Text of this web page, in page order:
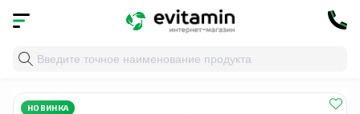
Главная » кальций 75 таблеток
НОВИНКА